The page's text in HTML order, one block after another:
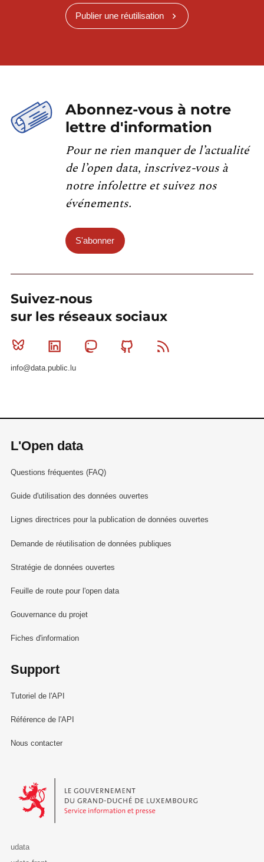
Publier une réutilisation
Abonnez-vous à notre
lettre d'information
Pour ne rien manquer de l’actualité
de l’open data, inscrivez-vous à
notre infolettre et suivez nos
événements.
S'abonner
Suivez-nous
sur les réseaux sociaux
Bluesky Linkedin MastodonGithub
info@data.public.lu
L'Open data
Questions fréquentes (FAQ)
Guide d'utilisation des données ouvertes
Lignes directrices pour la publication de données ouvertes
Demande de réutilisation de données publiques
Stratégie de données ouvertes
Feuille de route pour l'open data
Gouvernance du projet
Fiches d'information
Support
Tutoriel de l'API
Référence de l'API
Nous contacter
Le Gouvernement du Grand-Duché de Luxembourg - Service
udata